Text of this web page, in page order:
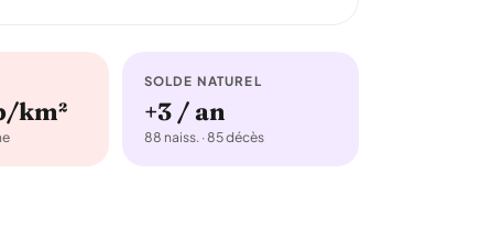
km²
SOLDE NATUREL
+3 / an
88 naiss. · 85 décès